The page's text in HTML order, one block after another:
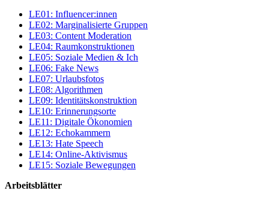
LE01: Influencer:innen
LE02: Marginalisierte Gruppen
LE03: Content Moderation
LE04: Raumkonstruktionen
LE05: Soziale Medien & Ich
LE06: Fake News
LE07: Urlaubsfotos
LE08: Algorithmen
LE09: Identitätskonstruktion
LE10: Erinnerungsorte
LE11: Digitale Ökonomien
LE12: Echokammern
LE13: Hate Speech
LE14: Online-Aktivismus
LE15: Soziale Bewegungen
Arbeitsblätter